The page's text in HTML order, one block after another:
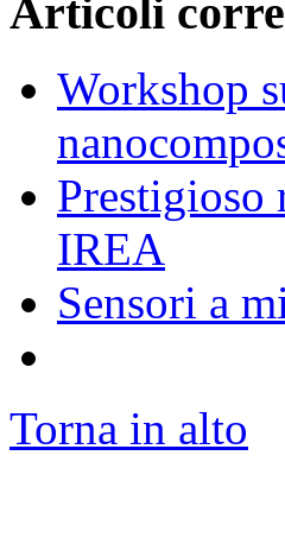
Articoli
Workshop
Prestigioso
IREA
Sensori a
Torna in alto